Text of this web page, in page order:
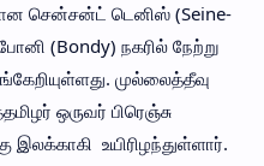
சென்சன்ட் டெனிஸ் (Seine-
(Bondy) நகரில் நேற்று
முல்லைத்தீவு
ஒருவர் பிரெஞ்சு
இலக்காகி உயிரிழந்துள்ளார்.